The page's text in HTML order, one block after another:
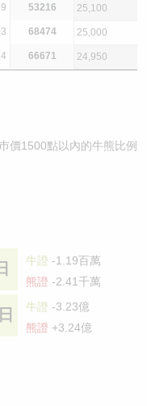
53216 25,100
68474 25,000
66671 24,950
價1500點以內的牛熊比例
牛證 -1.19百萬
熊證 -2.41千萬
牛證 -3.23億
熊證 +3.24億